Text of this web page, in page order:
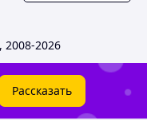
2026
Рассказать